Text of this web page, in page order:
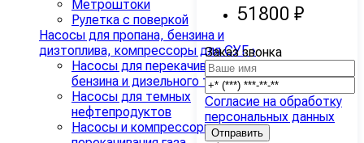
Метроштоки
Рулетка с поверкой
Насосы для пропана, бензина и
дизтоплива, компрессоры для СУГ›
Насосы для перекачивания
бензина и дизельного топлива
Насосы для темных
нефтепродуктов
Насосы и компрессоры для
51800 ₽
Заказ звонка
Согласие на обработку
персональных данных